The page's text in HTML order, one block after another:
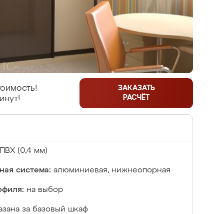
ЗАКАЗАТЬ
РАСЧЁТ
ПВХ (0,4 мм)
система: алюминиевая, нижнеопорная
на выбор
за базовый шкаф